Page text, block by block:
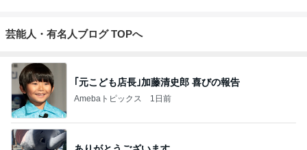
芸能人・有名人ブログ TOPへ
｢元こども店長｣加藤清史郎 喜びの報告
Amebaトピックス 1日前